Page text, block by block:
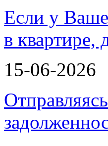
Если у
в
15-06-2026